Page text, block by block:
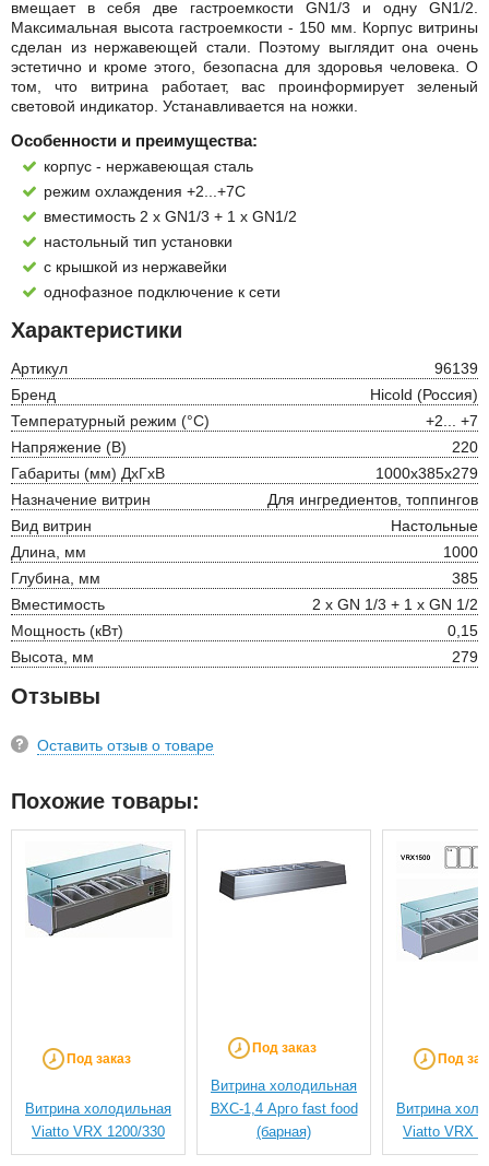
вмещает в себя две гастроемкости GN1/3 и одну GN1/2.
Максимальная высота гастроемкости - 150 мм. Корпус витрины
сделан из нержавеющей стали. Поэтому выглядит она очень
эстетично и кроме этого, безопасна для здоровья человека. О
том, что витрина работает, вас проинформирует зеленый
световой индикатор. Устанавливается на ножки.
Особенности и преимущества:
корпус - нержавеющая сталь
режим охлаждения +2...+7С
вместимость 2 x GN1/3 + 1 х GN1/2
настольный тип установки
с крышкой из нержавейки
однофазное подключение к сети
Характеристики
Артикул
96139
Бренд
Hicold (Россия)
Температурный режим (°С)
+2... +7
Напряжение (В)
220
Габариты (мм) ДхГхВ
1000х385х279
Назначение витрин
Для ингредиентов, топпингов
Вид витрин
Настольные
Длина, мм
1000
Глубина, мм
385
Вместимость
2 x GN 1/3 + 1 x GN 1/2
Мощность (кВт)
0,15
Высота, мм
279
Отзывы
Оставить отзыв о товаре
Похожие товары:
Под заказ
Витрина холодильная
Viatto VRX 1200/330
Под заказ
Витрина холодильная
ВХС-1,4 Арго fast food
(барная)
Под
Витрина
Viatto VRX